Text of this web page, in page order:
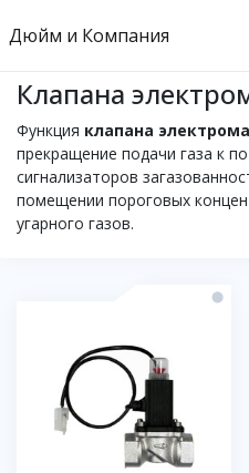
Дюйм и Компания
Клапана
Функция клапана
прекращение подачи газа к
сигнализаторов
помещении пороговых
угарного газов.